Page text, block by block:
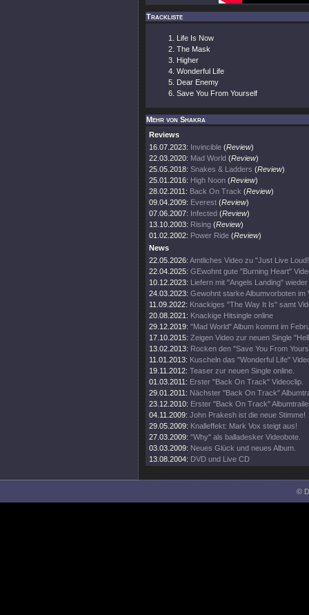
Trackliste
Life Is Now
The Mask
Higher
Wonderful Life
Dear Enemy
Save You From Yourself
Mehr von Shakra
Reviews
16.07.2023: Invincible (Review)
22.03.2020: Mad World (Review)
25.05.2018: Snakes & Ladders (Review)
25.01.2016: High Noon (Review)
28.02.2011: Back On Track (Review)
09.04.2009: Everest (Review)
07.06.2007: Infected (Review)
13.10.2003: Rising (Review)
01.02.2002: Power Ride (Review)
News
22.05.2026: Amtliches Video zu "Just Live
22.04.2025: GEwohnt gute "Burning Heart"
10.12.2023: Liefern mit "Angels Landing"
24.03.2023: Gewohnt starke Albumvorboten im
11.09.2022: Knackiges "The Way It Is" samt
20.08.2021: Knackige Hitsingle online
29.12.2019: "Mad World" Album kommt im
17.10.2015: Zeigen Video zur neuen Single
13.02.2013: Rocken den "Save You From
11.01.2013: Kuscheln das "Wonderful Life"
19.11.2012: Teaser zur neuen Single online.
01.03.2011: Erster "Back On Track" Videoclip.
29.01.2011: Nächster "Back On Track"
23.12.2010: Erster "Back On Track"
04.11.2009: John Prakesh ist die neue Stimme!
29.05.2009: Knalleffekt: Mark Vox steigt aus!
27.03.2009: "Why" als balladesker Videobote.
03.03.2009: Neues Glück und neues Album.
13.08.2004: DVD und Live CD
©